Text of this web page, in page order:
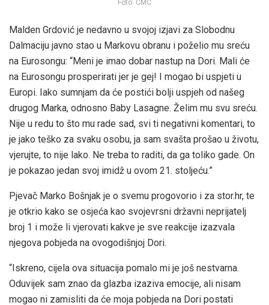
Foto: CMC
Malden Grdović je nedavno u svojoj izjavi za Slobodnu
Dalmaciju javno stao u Markovu obranu i poželio mu sreću
na Eurosongu: “Meni je imao dobar nastup na Dori. Mali će
na Eurosongu prosperirati jer je gej! I mogao bi uspjeti u
Europi. Iako sumnjam da će postići bolji uspjeh od našeg
drugog Marka, odnosno Baby Lasagne. Želim mu svu sreću.
Nije u redu to što mu rade sad, svi ti negativni komentari, to
je jako teško za svaku osobu, ja sam svašta prošao u životu,
vjerujte, to nije lako. Ne treba to raditi, da ga toliko gade. On
je pokazao jedan svoj imidž u ovom 21. stoljeću.”
Pjevač Marko Bošnjak je o svemu progovorio i za stor.hr, te
je otkrio kako se osjeća kao svojevrsni državni neprijatelj
broj 1 i može li vjerovati kakve je sve reakcije izazvala
njegova pobjeda na ovogodišnjoj Dori.
“Iskreno, cijela ova situacija pomalo mi je još nestvarna.
Oduvijek sam znao da glazba izaziva emocije, ali nisam
mogao ni zamisliti da će moja pobjeda na Dori postati